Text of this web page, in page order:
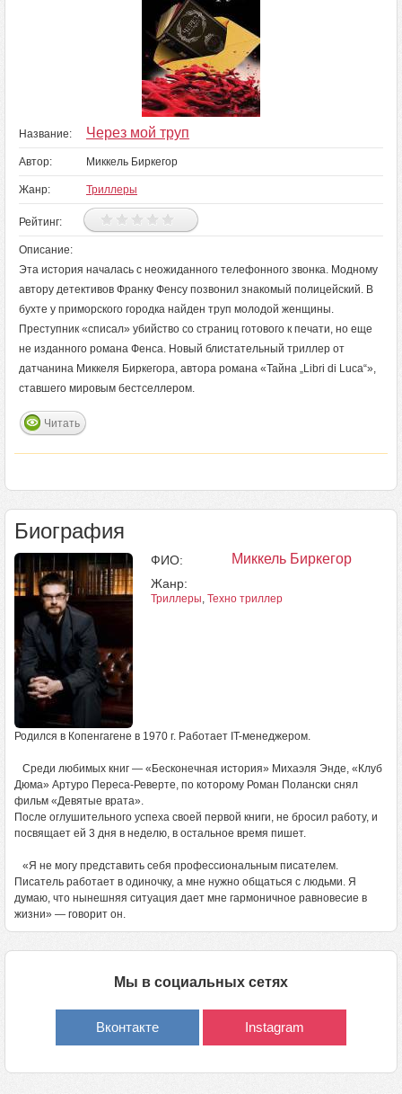
Название: Через мой труп
Автор: Миккель Биркегор
Жанр: Триллеры
Рейтинг:
Описание:
Эта история началась с неожиданного телефонного звонка. Модному
автору детективов Франку Фенсу позвонил знакомый полицейский. В
бухте у приморского городка найден труп молодой женщины.
Преступник «списал» убийство со страниц готового к печати, но еще
не изданного романа Фенса. Новый блистательный триллер от
датчанина Миккеля Биркегора, автора романа «Тайна „Libri di Luca“»,
ставшего мировым бестселлером.
Читать
Биография
ФИО: Миккель Биркегор
Жанр:
Триллеры, Техно триллер
Родился в Копенгагене в 1970 г. Работает IT-менеджером.
Среди любимых книг — «Бесконечная история» Михаэля Энде, «Клуб
Дюма» Артуро Переса-Реверте, по которому Роман Полански снял
фильм «Девятые врата».
После оглушительного успеха своей первой книги, не бросил работу, и
посвящает ей 3 дня в неделю, в остальное время пишет.
«Я не могу представить себя профессиональным писателем.
Писатель работает в одиночку, а мне нужно общаться с людьми. Я
думаю, что нынешняя ситуация дает мне гармоничное равновесие в
жизни» — говорит он.
Мы в социальных сетях
Вконтакте Instagram